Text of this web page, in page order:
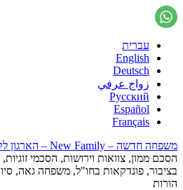
עברית
English
Deutsch
زواج عرفي
Русский
Español
Français
משפחה חדשה – New Family – הארגון לקידום זכויות המשפחה
הסכם ממון, צוואות וירושות, הסכמי זוגיות,
בציבור, פונדקאות בחו"ל, משפחה גאה,
הורות